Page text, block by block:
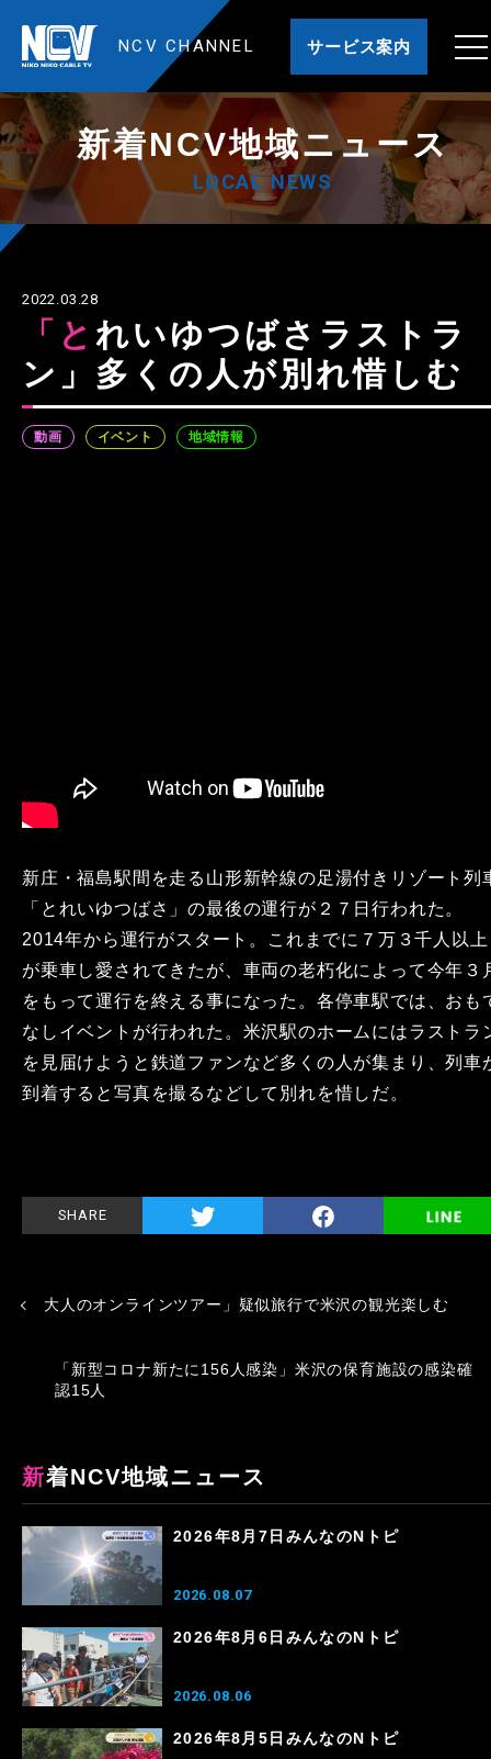
NCV CHANNEL サービス案内
新着NCV地域ニュース
LOCAL NEWS
2022.03.28
「とれいゆつばさラストラ
ン」多くの人が別れ惜しむ
動画 イベント 地域情報
新庄・福島駅間を走る山形新幹線の足湯付きリゾート列
「とれいゆつばさ」の最後の運行が２７日行われた。
2014年から運行がスタート。これまでに７万３千人以上
が乗車し愛されてきたが、車両の老朽化によって今年３
をもって運行を終える事になった。各停車駅では、おも
なしイベントが行われた。米沢駅のホームにはラストラ
を見届けようと鉄道ファンなど多くの人が集まり、列車
到着すると写真を撮るなどして別れを惜しだ。
SHARE
大人のオンラインツアー」疑似旅行で米沢の観光楽しむ
「新型コロナ新たに156人感染」米沢の保育施設の感染確
認15人
新着NCV地域ニュース
2026年8月7日みんなのNトピ
2026.08.07
2026年8月6日みんなのNトピ
2026.08.06
2026年8月5日みんなのNトピ